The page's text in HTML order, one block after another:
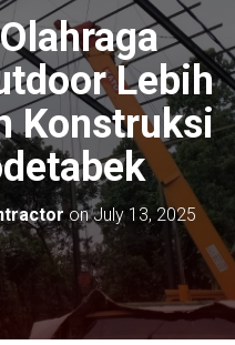
N
A
V
G
A
T
N
Lebih
Konstruksi
onJuly 13, 2025